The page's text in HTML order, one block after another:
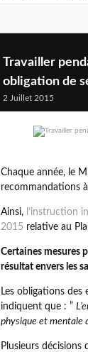
Travailler
obligation de
2 Juillet 2015
Chaque année, le
recommandations
Ainsi, l’instruction
2015 relative au
Certaines mesures
résultat envers les
Les obligations
indiquent que : ”
physique et mentale
Plusieurs